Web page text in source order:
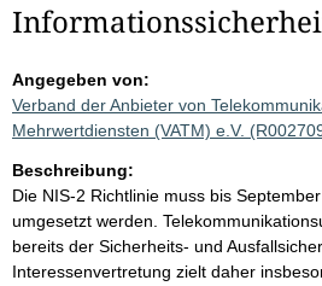
Angegeben von:
Verband der Anbieter von
Mehrwertdiensten (VATM) e.V.
Beschreibung:
Die NIS-2 Richtlinie muss bis
umgesetzt werden.
bereits der Sicherheits- und
Interessenvertretung zielt daher